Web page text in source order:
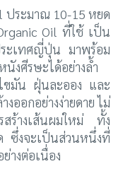
ประมาณ 10-15 หยด
Oil ที่ใช้ เป็น
ระเทศญี่ปุ่น มาพร้อม
งศีรษะได้อย่างล้ำ
ขมัน ฝุ่นละออง และ
ออกอย่างง่ายดาย ไม่
สร้างเส้นผมใหม่ ทั้ง
ซึ่งจะเป็นส่วนหนึ่งที่
างต่อเนื่อง